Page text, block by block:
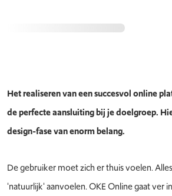
Het realiseren van een succesvol online
de perfecte aansluiting bij je doelgroep.
design-fase van enorm belang.
De gebruiker moet zich er thuis voelen.
'natuurlijk' aanvoelen. OKE Online gaat ver